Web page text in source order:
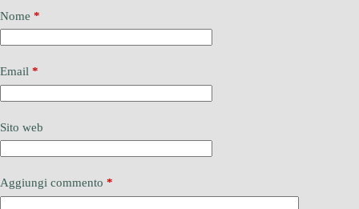
Nome *
Email *
Sito web
Aggiungi commento *